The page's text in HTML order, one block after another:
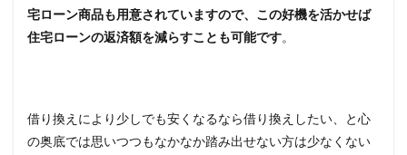
宅ローン商品も用意されていますので、この好機を活かせば
住宅ローンの返済額を減らすことも可能です。
借り換えにより少しでも安くなるなら借り換えしたい、と心
の奥底では思いつつもなかなか踏み出せない方は少なくない